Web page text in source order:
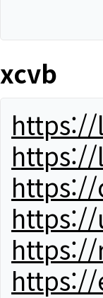
xcvb
https://
https://
https://
https://
https://